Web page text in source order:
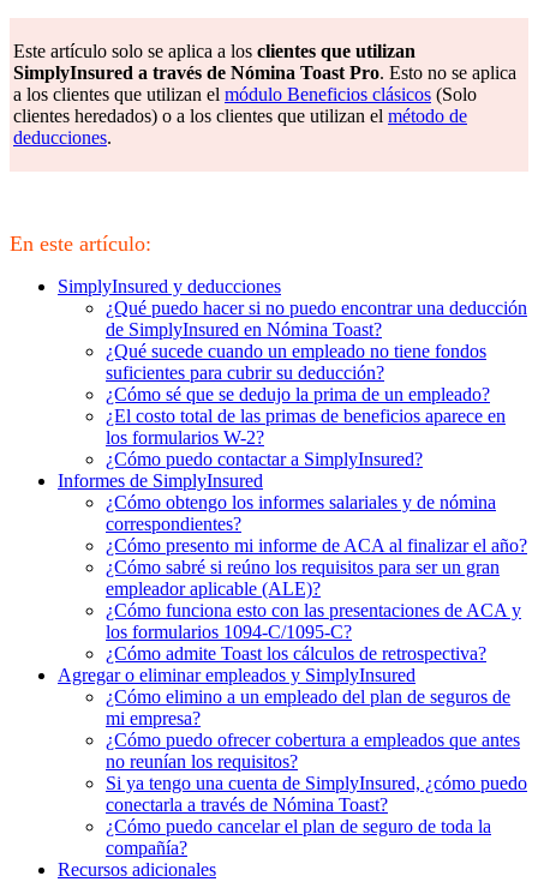
Este artículo solo se aplica a los clientes que utilizan
SimplyInsured a través de Nómina Toast Pro. Esto no se aplica
a los clientes que utilizan el módulo Beneficios clásicos (Solo
clientes heredados) o a los clientes que utilizan el método de
deducciones.
En este artículo:
SimplyInsured y deducciones
¿Qué puedo hacer si no puedo encontrar una deducción
de SimplyInsured en Nómina Toast?
¿Qué sucede cuando un empleado no tiene fondos
suficientes para cubrir su deducción?
¿Cómo sé que se dedujo la prima de un empleado?
¿El costo total de las primas de beneficios aparece en
los formularios W-2?
¿Cómo puedo contactar a SimplyInsured?
Informes de SimplyInsured
¿Cómo obtengo los informes salariales y de nómina
correspondientes?
¿Cómo presento mi informe de ACA al finalizar el año?
¿Cómo sabré si reúno los requisitos para ser un gran
empleador aplicable (ALE)?
¿Cómo funciona esto con las presentaciones de ACA y
los formularios 1094-C/1095-C?
¿Cómo admite Toast los cálculos de retrospectiva?
Agregar o eliminar empleados y SimplyInsured
¿Cómo elimino a un empleado del plan de seguros de
mi empresa?
¿Cómo puedo ofrecer cobertura a empleados que antes
no reunían los requisitos?
Si ya tengo una cuenta de SimplyInsured, ¿cómo puedo
conectarla a través de Nómina Toast?
¿Cómo puedo cancelar el plan de seguro de toda la
compañía?
Recursos adicionales